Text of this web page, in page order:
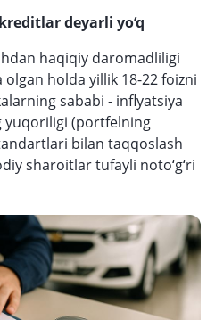
deyarli yo‘q
haqiqiy daromadliligi
holda yillik 18-22 foizni
sababi - inflyatsiya
yuqoriligi (portfelning
bilan taqqoslash
sharoitlar tufayli noto‘g‘ri